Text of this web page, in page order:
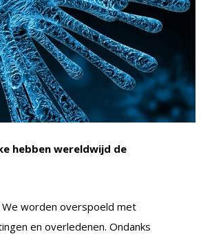
hebben wereldwijd de
worden overspoeld met
en overledenen. Ondanks